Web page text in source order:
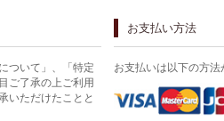
ついて」、「特定
ご了承の上ご利用
いただけたことと
お支払い方法
お支払いは以下の方法